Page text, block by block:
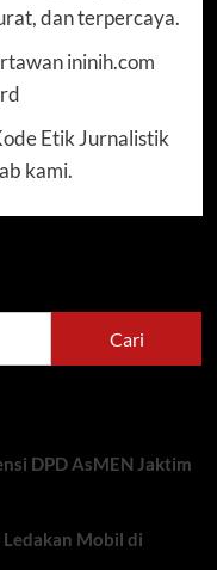
dan terpercaya.
ininih.com
Etik Jurnalistik
kami.
Cari
DPD AsMEN Jaktim
Mobil di